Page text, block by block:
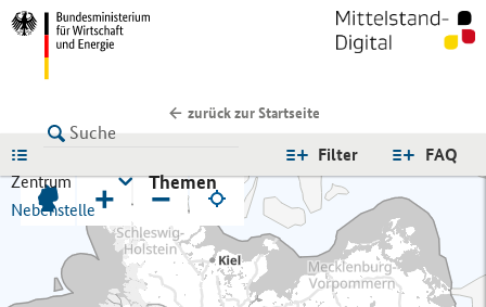
zurück zur Startseite
FAQ
Filter
Zentrum
Nebenstelle
Themen
+ −